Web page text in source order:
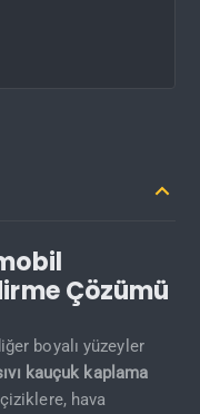
Çözümü
boyalı yüzeyler
kauçuk kaplama
hava